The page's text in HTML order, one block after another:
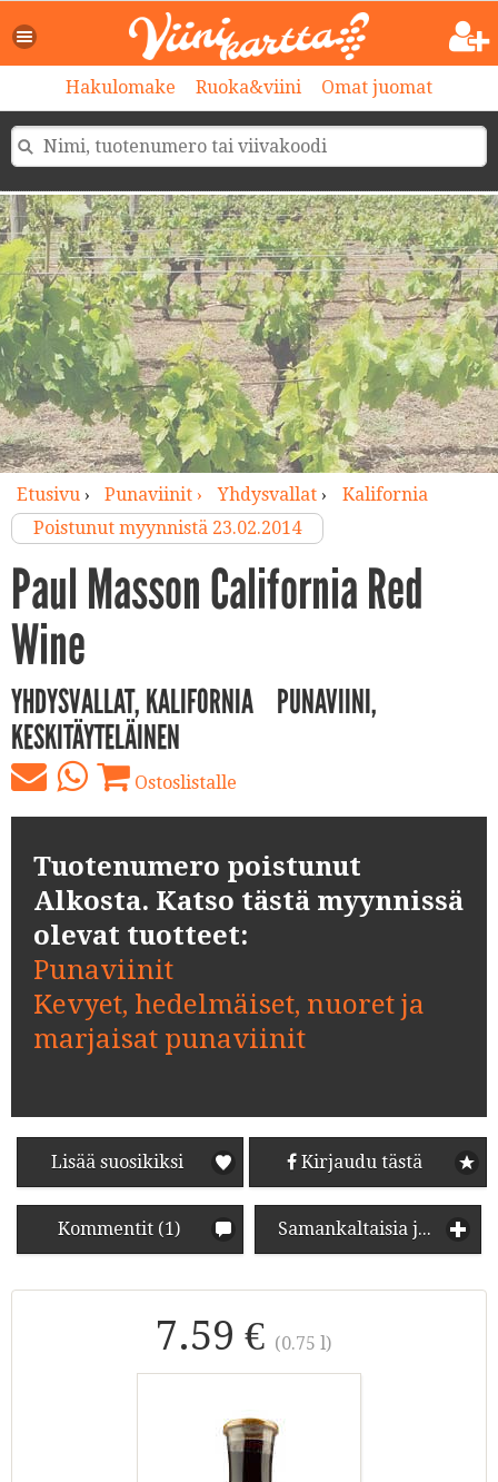
Hakulomake Ruoka&viini Omat juomat
Etusivu› Punaviinit › Yhdysvallat›
Kalifornia
Poistunut myynnistä 23.02.2014
Paul Masson California Red
Wine
YHDYSVALLAT, KALIFORNIA
PUNAVIINI,
KESKITÄYTELÄINEN
Ostoslistalle
Tuotenumero poistunut
Alkosta. Katso tästä myynnissä
olevat tuotteet:
Punaviinit
Kevyet, hedelmäiset, nuoret ja
marjaisat punaviinit
Lisää suosikiksi Kirjaudu tästä
Kommentit (1) Samankaltaisia juomia
7.59 € (0.75 l)